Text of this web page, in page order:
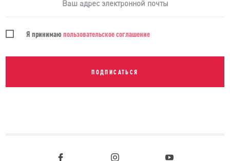
Я принимаюпользовательское соглашение
ПОДПИСАТЬСЯ